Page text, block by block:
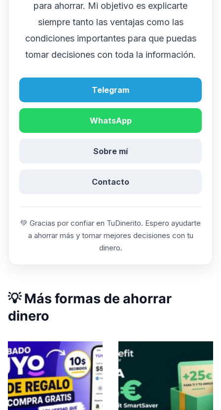
para ahorrar. Mi objetivo es explicarte
siempre tanto las ventajas como las
condiciones importantes para que puedas
tomar decisiones con toda la información.
Telegram
WhatsApp
Sobre mí
Contacto
💚 Gracias por confiar en TuDinerito. Espero ayudarte
a ahorrar más y tomar mejores decisiones con tu
dinero.
💡 Más formas de ahorrar
dinero